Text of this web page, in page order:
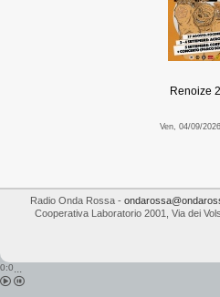
Renoize
Ven, 04/09/
Radio Onda Rossa-
Cooperativa Laboratorio 2001
Via dei
0:0...